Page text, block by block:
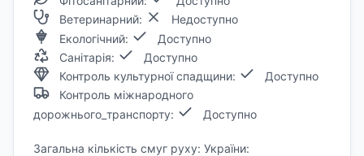
Ветеринарний:
Недоступно
Екологічний:
Доступно
Санітарія:
Доступно
Контроль культурної спадщини:
Доступно
Контроль міжнародного
дорожнього_транспорту:
Доступно
Загальна кількість смуг руху: України: